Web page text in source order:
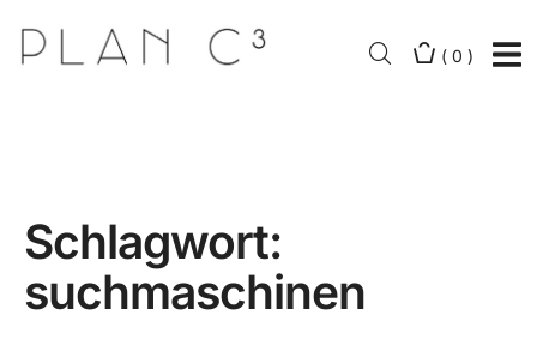
( 0 )
Schlagwort:
suchmaschinen